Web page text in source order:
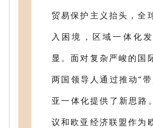
贸易保护主义抬头，全
入困境，区域一体化
显。面对复杂严峻的国
两国领导人通过推动“
亚一体化提供了新思路
议和欧亚经济联盟作为